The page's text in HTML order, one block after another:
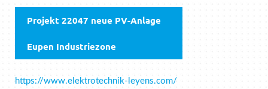
Projekt 22047 neue PV-Anlage
Eupen Industriezone
https://www.elektrotechnik-leyens.com/